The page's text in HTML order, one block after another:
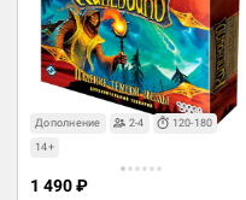
Дополнение 2-4
120-180
14+
1 490 ₽